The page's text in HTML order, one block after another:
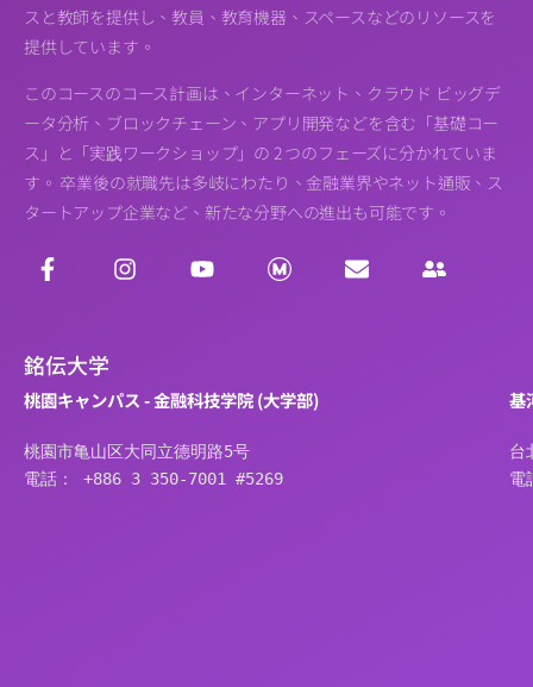
スと教師を提供し、教員、教育機器、スペースなどのリソースを
提供しています。
このコースのコース計画は、インターネット、クラウド ビッグデ
ータ分析、ブロックチェーン、アプリ開発などを含む「基礎コー
ス」と「実践ワークショップ」の 2 つのフェーズに分かれていま
す。 卒業後の就職先は多岐にわたり、金融業界やネット通販、ス
タートアップ企業など、新たな分野への進出も可能です。
銘伝大学
桃園キャンパス - 金融科技学院 (大学部)
桃園市亀山区大同立德明路5号
電話： +886 3 350-7001 #5269
基
台
電